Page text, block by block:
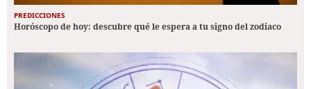
PREDICCIONES
Horóscopo de hoy: descubre qué le espera a tu signo del zodiaco